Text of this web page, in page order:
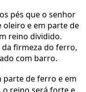
pés que o senhor
oleiro e em parte de
reino dividido.
da firmeza do ferro,
com barro.
parte de ferro e em